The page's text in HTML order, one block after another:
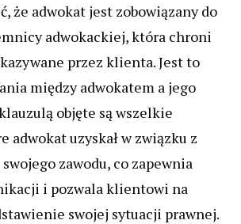
że adwokat jest zobowiązany do
adwokackiej, która chroni
przez klienta. Jest to
między adwokatem a jego
objęte są wszelkie
adwokat uzyskał w związku z
zawodu, co zapewnia
i pozwala klientowi na
swojej sytuacji prawnej.